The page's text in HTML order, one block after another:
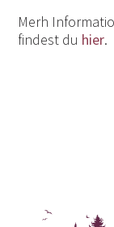
Merh
findest du hier.